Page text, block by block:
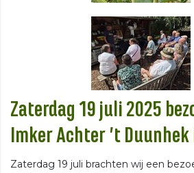
Zaterdag 19 juli 2025
Imker Achter ’t
Zaterdag 19 juli brachten wij een